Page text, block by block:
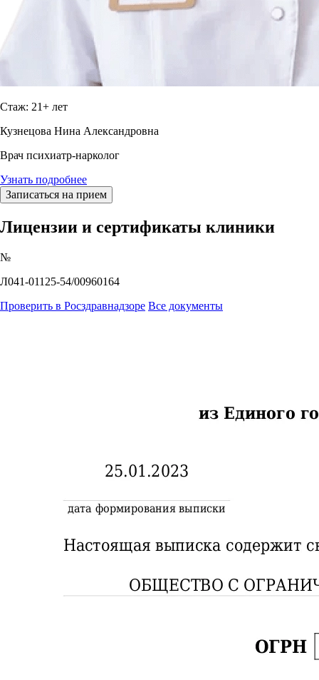
Стаж: 21+ лет
Кузнецова Нина Александровна
Врач психиатр-нарколог
Узнать подробнее
Записаться на прием
Лицензии и сертификаты клиники
№
Л041-01125-54/00960164
Проверить в Росздравнадзоре Все документы